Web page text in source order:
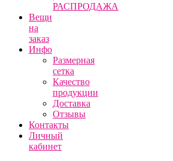
РАСПРОДАЖА
Вещи
на
заказ
Инфо
Размерная
сетка
Качество
продукции
Доставка
Отзывы
Контакты
Личный
кабинет